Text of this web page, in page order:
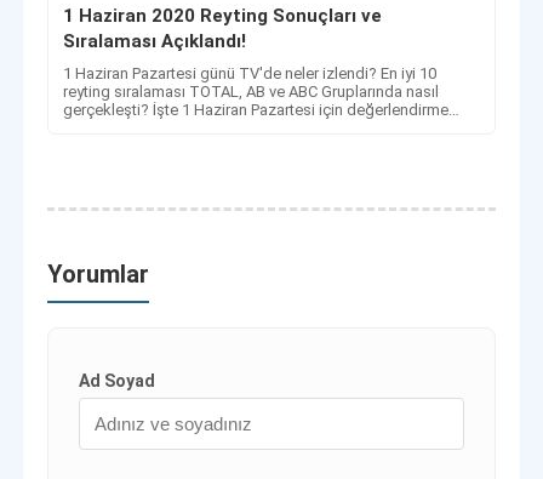
1 Haziran 2020 Reyting Sonuçları ve
Sıralaması Açıklandı!
1 Haziran Pazartesi günü TV'de neler izlendi? En iyi 10
reyting sıralaması TOTAL, AB ve ABC Gruplarında nasıl
gerçekleşti? İşte 1 Haziran Pazartesi için değerlendirme
Yorumlar
Ad Soyad